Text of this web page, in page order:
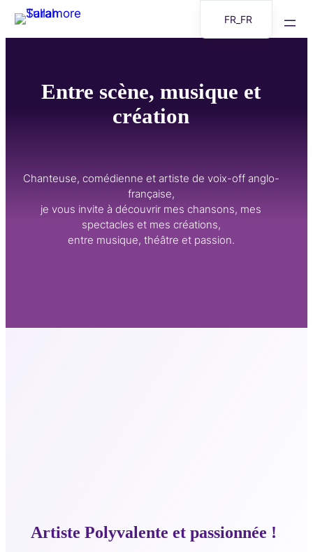
Aller
Entre scène, musique et
création
Chanteuse, comédienne et artiste de voix-off anglo-
française,
je vous invite à découvrir mes chansons, mes
spectacles et mes créations,
entre musique, théâtre et passion.
Artiste Polyvalente et passionnée !
FR_FR
EN